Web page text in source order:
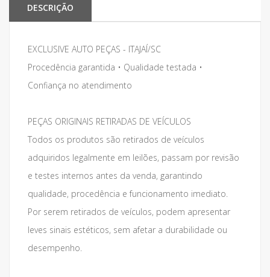
DESCRIÇÃO
EXCLUSIVE AUTO PEÇAS - ITAJAÍ/SC
Procedência garantida • Qualidade testada •
Confiança no atendimento
PEÇAS ORIGINAIS RETIRADAS DE VEÍCULOS
Todos os produtos são retirados de veículos
adquiridos legalmente em leilões, passam por revisão
e testes internos antes da venda, garantindo
qualidade, procedência e funcionamento imediato.
Por serem retirados de veículos, podem apresentar
leves sinais estéticos, sem afetar a durabilidade ou
desempenho.